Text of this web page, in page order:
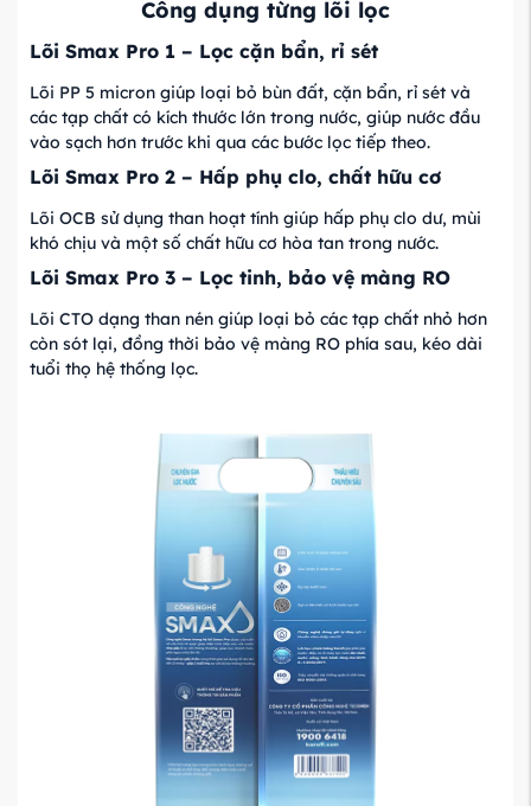
Công dụng từng lõi lọc
Lõi Smax Pro 1 – Lọc cặn bẩn, rỉ sét
Lõi PP 5 micron giúp loại bỏ bùn đất, cặn bẩn, rỉ sét và
các tạp chất có kích thước lớn trong nước, giúp nước đầu
vào sạch hơn trước khi qua các bước lọc tiếp theo.
Lõi Smax Pro 2 – Hấp phụ clo, chất hữu cơ
Lõi OCB sử dụng than hoạt tính giúp hấp phụ clo dư, mùi
khó chịu và một số chất hữu cơ hòa tan trong nước.
Lõi Smax Pro 3 – Lọc tinh, bảo vệ màng RO
Lõi CTO dạng than nén giúp loại bỏ các tạp chất nhỏ hơn
còn sót lại, đồng thời bảo vệ màng RO phía sau, kéo dài
tuổi thọ hệ thống lọc.